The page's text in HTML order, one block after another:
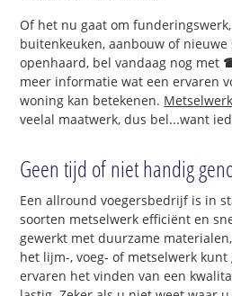
Of het nu gaat om
buitenkeuken, aanbouw of nieuwe
openhaard, bel vandaag nog met
meer informatie wat een ervaren
woning kan betekenen.
veelal maatwerk, dus bel...want
Geen tijd of niet handig
Een allround voegersbedrijf is in
soorten metselwerk efficiënt en
gewerkt met duurzame
het lijm-, voeg- of metselwerk kunt
ervaren het vinden van een